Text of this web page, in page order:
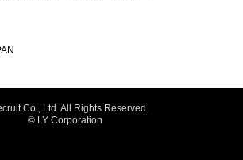
Co., Ltd. All Rights Reserved.
© LY Corporation